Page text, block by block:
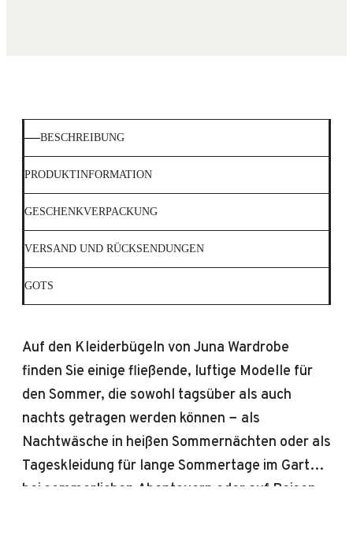
BESCHREIBUNG
PRODUKTINFORMATION
GESCHENKVERPACKUNG
VERSAND UND RÜCKSENDUNGEN
GOTS
Auf den Kleiderbügeln von Juna Wardrobe
finden Sie einige fließende, luftige Modelle für
den Sommer, die sowohl tagsüber als auch
nachts getragen werden können − als
Nachtwäsche in heißen Sommernächten oder als
Tageskleidung für lange Sommertage im Garten,
bei sommerlichen Abenteuern oder auf Reisen.